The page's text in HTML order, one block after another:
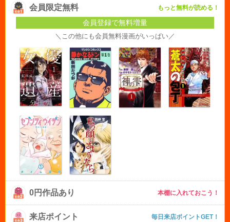
会員限定無料 もっと無料が読める！
会員登録で無料増量
＼この他にも会員無料漫画がいっぱい／
0円作品あり 本棚に入れておこう！
来店ポイント 毎日来店ポイントGET！